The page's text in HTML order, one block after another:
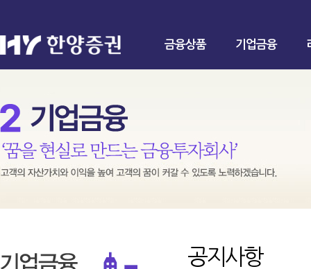
금융상품 기업금융
공지사항